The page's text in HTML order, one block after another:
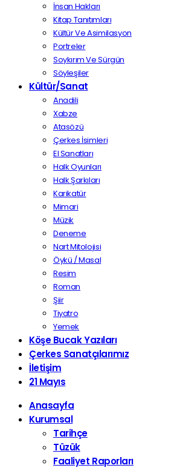
İnsan Hakları
Kitap Tanıtımları
Kültür Ve Asimilasyon
Portreler
Soykırım Ve Sürgün
Söyleşiler
Kültür/Sanat
Anadili
Xabze
Atasözü
Çerkes İsimleri
El Sanatları
Halk Oyunları
Halk Şarkıları
Karikatür
Mimari
Müzik
Deneme
Nart Mitolojisi
Öykü / Masal
Resim
Roman
Şiir
Tiyatro
Yemek
Köşe Bucak Yazıları
Çerkes Sanatçılarımız
İletişim
21 Mayıs
Anasayfa
Kurumsal
Tarihçe
Tüzük
Faaliyet Raporları